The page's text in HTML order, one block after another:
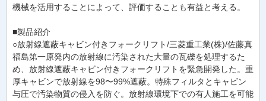
機械を活用することによって、評価することも有益と考える。
■製品紹介
○放射線遮蔽キャビン付きフォークリフト/三菱重工業(株)/佐藤真
福島第一原発内の放射線に汚染された大量の瓦礫を処理するた
め、放射線遮蔽キャビン付きフォークリフトを緊急開発した。重
厚キャビンで放射線を98〜99%遮蔽。特殊フィルタとキャビン
与圧で汚染物質の侵入を防ぐ。放射線環境下での有人施工を可能